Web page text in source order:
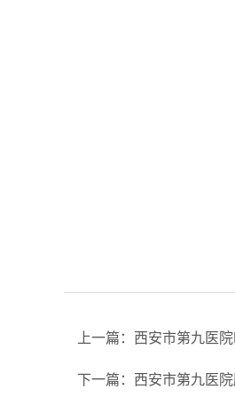
上一篇：西安市第九医
下一篇：西安市第九医